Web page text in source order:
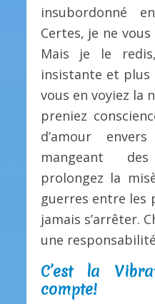
insubordonné
Certes, je ne
Mais je le
insistante et plus
vous en voyiez la
preniez
d’amour
mangeant
prolongez la
guerres entre les
jamais s’arrêter.
une
C’est la
compte!